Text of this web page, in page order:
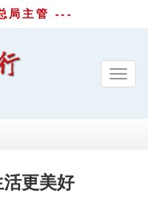
局主管 ---
更美好